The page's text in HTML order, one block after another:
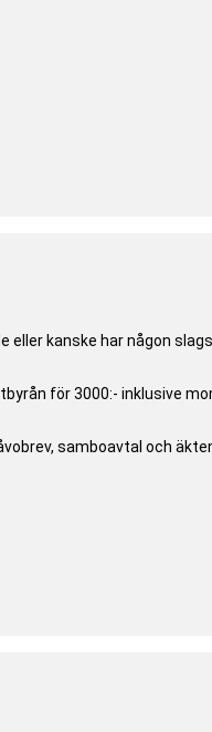
kanske har någon
för 3000:- inklusive
samboavtal och